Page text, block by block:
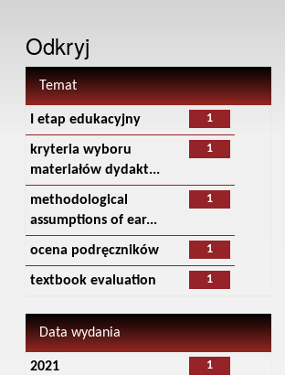
Odkryj
Temat
1
I etap edukacyjny
1
kryteria wyboru
materiałów dydakt...
1
methodological
assumptions of ear...
1
ocena podręczników
1
textbook evaluation
Data wydania
1
2021